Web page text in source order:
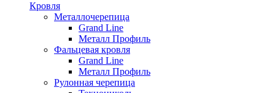
Кровля
Металлочерепица
Grand Line
Металл Профиль
Фальцевая кровля
Grand Line
Металл Профиль
Рулонная черепица